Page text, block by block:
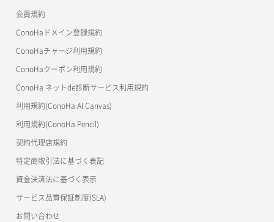
サーバープラン詳細取得
サーバーメタデータ取得
サーバーメタデータ更新（ネームタグ変更）
サーバー一覧取得
サーバー作成
サーバー再構築（OS再インストール）
サーバー利用状況グラフ（ディスクIO）
ネットワーク一覧取得
ネットワーク作成（ローカルネットワーク用）
ネットワーク削除（ローカルネットワーク用）
ネットワーク詳細取得
ポート一覧取得
ポート作成（ローカルネットワーク用）
ポート作成（追加IP用）
ポート削除
メンバー追加
リスナー作成
リスナー削除
リスナー更新
リスナー詳細取得
ロードバランサー一覧取得
ロードバランサー削除
コンテナ削除
ラージオブジェクトアップロード(DLO)
一時的Web公開
ConoHa for GAME
OpenStack CLI
Terraform
s3cmd
公開API(ConoHa VPS Ver.2.0)
会員規約
ConoHaドメイン登録規約
ConoHaチャージ利用規約
ConoHaクーポン利用規約
ConoHa ネットde診断サービス利用規約
利用規約(ConoHa AI Canvas)
利用規約(ConoHa Pencil)
契約代理店規約
特定商取引法に基づく表記
資金決済法に基づく表示
サービス品質保証制度(SLA)
お問い合わせ